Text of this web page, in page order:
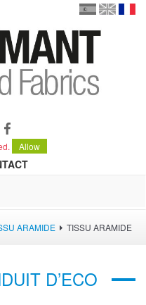
español
Allow
ARAMIDE TISSU ARAMIDE
D’ECO